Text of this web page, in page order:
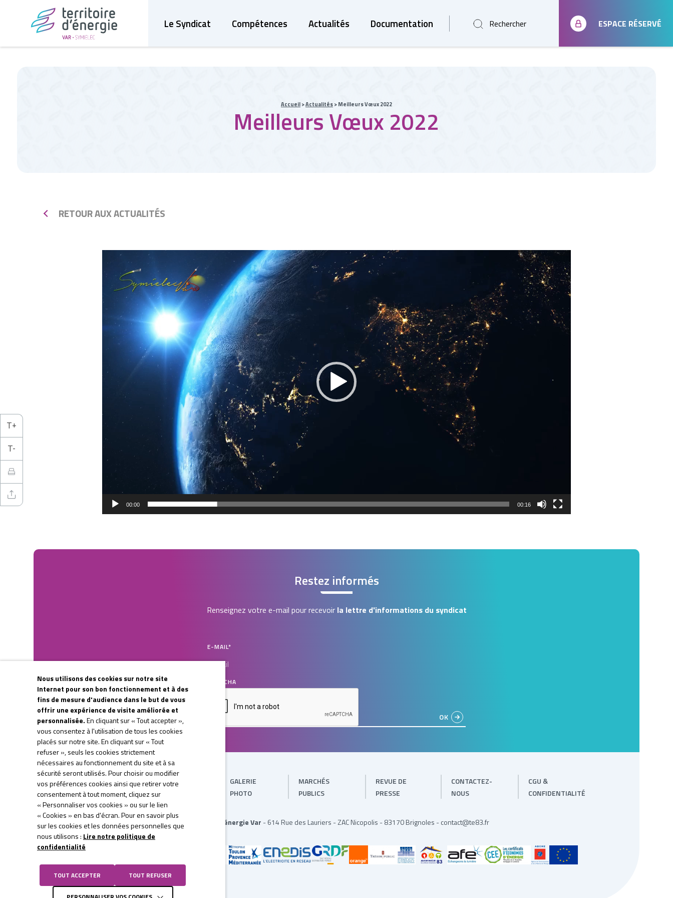
Le Syndicat Compétences Actualités Documentation Rechercher ESPACE RÉSERVÉ
Accueil>Actualités>Meilleurs Vœux 2022
Meilleurs Vœux 2022
RETOUR AUX ACTUALITÉS
Lecteur
00:00 00:16
Restez informés
Renseignez votre e-mail pour recevoir la lettre d'informations du syndicat
E-MAIL*
CAPTCHA
PLATEFORME
C.E.E.
LIENS
PARTENAIRES
GALERIE
PHOTO
MARCHÉS
PUBLICS
REVUE DE
PRESSE
CONTACTEZ-
NOUS
CGU &
CONFIDENTIALITÉ
Territoire d'énergie Var -614 Rue des Lauriers -ZAC Nicopolis -83170 Brignoles -contact@te83.fr
Nous utilisons des cookies sur notre site
Internet pour son bon fonctionnement et à des
fins de mesure d'audience dans le but de vous
offrir une expérience de visite améliorée et
personnalisée.En cliquant sur « Tout accepter »,
vous consentez à l'utilisation de tous les cookies
placés sur notre site. En cliquant sur « Tout
refuser », seuls les cookies strictement
nécessaires au fonctionnement du site et à sa
sécurité seront utilisés. Pour choisir ou modifier
vos préférences cookies ainsi que retirer votre
consentement à tout moment, cliquez sur
« Personnaliser vos cookies » ou sur le lien
« Cookies » en bas d'écran. Pour en savoir plus
sur les cookies et les données personnelles que
nous utilisons : Lire notre politique de
confidentialité
TOUT ACCEPTER TOUT REFUSER